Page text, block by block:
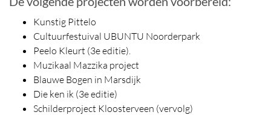
Kunstig Pittelo
Cultuurfestuival UBUNTU Noorderpark
Peelo Kleurt (3e editie).
Muzikaal Mazzika project
Blauwe Bogen in Marsdijk
Die ken ik (3e editie)
Schilderproject Kloosterveen (vervolg)